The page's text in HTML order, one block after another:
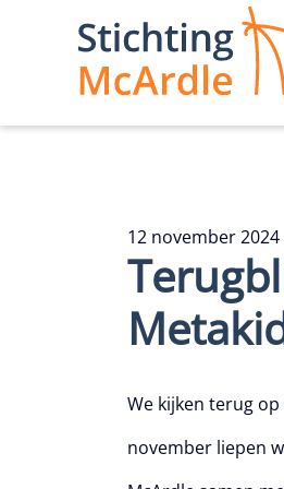
12 november 2024
We kijken terug
november liepen